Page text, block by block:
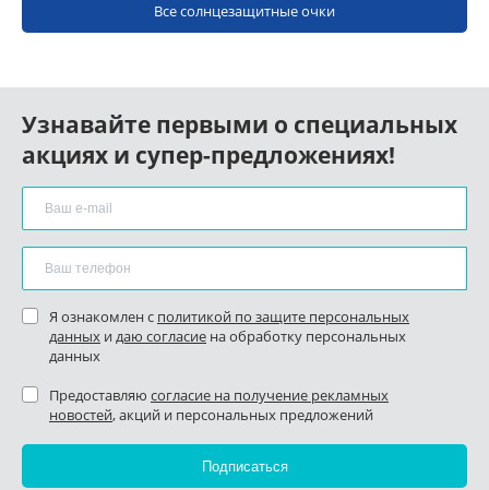
Все солнцезащитные очки
Узнавайте первыми о специальных
акциях и супер-предложениях!
Я ознакомлен с политикой по защите персональных
данных и даю согласие на обработку персональных
данных
Предоставляю согласие на получение рекламных
новостей, акций и персональных предложений